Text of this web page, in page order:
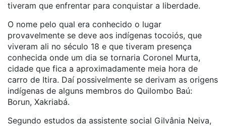
tiveram que enfrentar para conquistar a liberdade.
O nome pelo qual era conhecido o lugar
provavelmente se deve aos indígenas tocoiós, que
viveram ali no século 18 e que tiveram presença
conhecida onde um dia se tornaria Coronel Murta,
cidade que fica a aproximadamente meia hora de
carro de Itira. Daí possivelmente se derivam as origens
indígenas de alguns membros do Quilombo Baú:
Borun, Xakriabá.
Segundo estudos da assistente social Gilvânia Neiva,